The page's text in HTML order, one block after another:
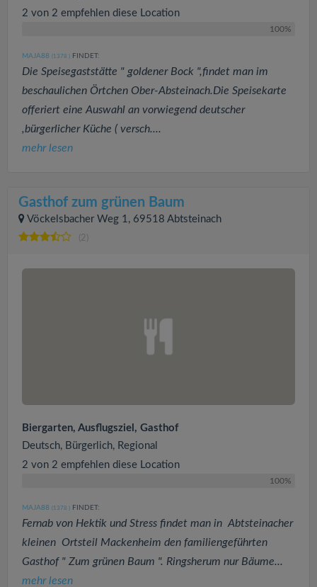
2 von 2 empfehlen diese Location
100%
MAJA88 (1378 ) FINDET:
Die Speisegaststätte " goldener Bock ",findet man im
beschaulichen Örtchen Ober-Absteinach.Die Speisekarte
offeriert eine Auswahl an vorwiegend deutscher
,bürgerlicher Küche ( versch....
mehr lesen
Gasthof zum grünen Baum
Vöckelsbacher Weg 1, 69518 Abtsteinach
(2)
Biergarten, Ausflugsziel, Gasthof
Deutsch, Bürgerlich, Regional
2 von 2 empfehlen diese Location
100%
MAJA88 (1378 ) FINDET:
Fernab von Hektik und Stress findet man in Abtsteinacher
kleinen Ortsteil Mackenheim den familiengeführten
Gasthof " Zum grünen Baum ". Ringsherum nur Bäume...
mehr lesen